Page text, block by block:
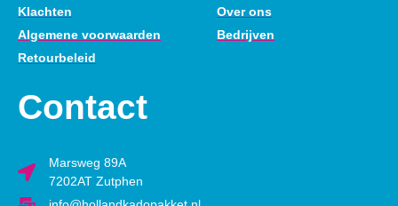
Klachten
Algemene voorwaarden
Retourbeleid
Over ons
Bedrijven
Contact
Marsweg 89A
7202AT Zutphen